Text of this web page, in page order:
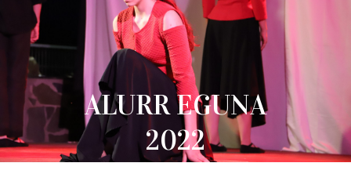
ALURR EGUNA
2022